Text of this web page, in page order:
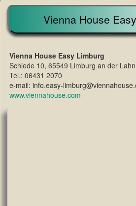
Vienna House
Vienna House Easy Limburg
Schiede 10, 65549 Limburg an der Lahn
Tel.: 06431 2070
e-mail: info.easy-
www.viennahouse.com